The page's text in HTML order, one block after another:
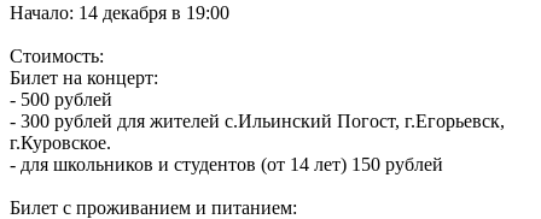
Начало: 14 декабря в 19:00
Стоимость:
Билет на концерт:
- 500 рублей
- 300 рублей для жителей с.Ильинский Погост, г.Егорьевск,
г.Куровское.
- для школьников и студентов (от 14 лет) 150 рублей
Билет с проживанием и питанием: